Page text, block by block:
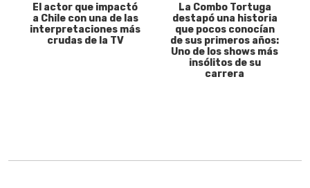
El actor que impactó
a Chile con una de las
interpretaciones más
crudas de la TV
La Combo Tortuga
destapó una historia
que pocos conocían
de sus primeros años:
Uno de los shows más
insólitos de su
carrera